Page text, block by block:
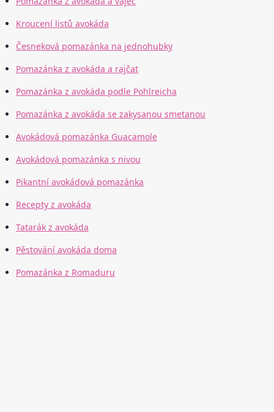
Kroucení listů avokáda
Česneková pomazánka na jednohubky
Pomazánka z avokáda a rajčat
Pomazánka z avokáda podle Pohlreicha
Pomazánka z avokáda se zakysanou smetanou
Avokádová pomazánka Guacamole
Avokádová pomazánka s nivou
Pikantní avokádová pomazánka
Recepty z avokáda
Tatarák z avokáda
Pěstování avokáda doma
Pomazánka z Romaduru